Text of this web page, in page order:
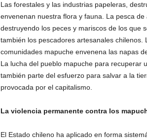
Las forestales y las industrias papeleras,
envenenan nuestra flora y fauna. La pesca
destruyendo los peces y mariscos de los que
también los pescadores artesanales
comunidades mapuche envenena las napas
La lucha del pueblo mapuche para recuperar
también parte del esfuerzo para salvar a la
provocada por el capitalismo.
La violencia permanente contra los
El Estado chileno ha aplicado en forma